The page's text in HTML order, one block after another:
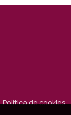
Política de cookies